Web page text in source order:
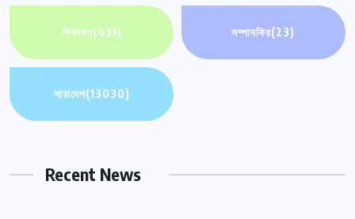
শিক্ষাঙ্গন(431) সম্পাদকিয়(23)
সারাদেশ(13030)
Recent News